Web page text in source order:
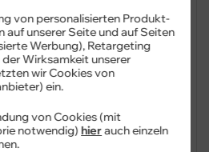
von personalisierten Produkt-
auf unserer Seite und auf Seiten
Werbung), Retargeting
Wirksamkeit unserer
wir Cookies von
ein.
von Cookies (mit
notwendig)hierauch einzeln